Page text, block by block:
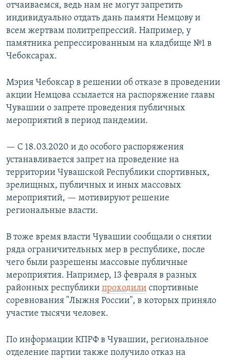
отчаиваемся, ведь нам не могут запретить
индивидуально отдать дань памяти Немцову и
всем жертвам политрепрессий. Например, у
памятника репрессированным на кладбище №1 в
Чебоксарах.
Мэрия Чебоксар в решении об отказе в проведении
акции Немцова ссылается на распоряжение главы
Чувашии о запрете проведения публичных
мероприятий в период пандемии.
— С 18.03.2020 и до особого распоряжения
устанавливается запрет на проведение на
территории Чувашской Республики спортивных,
зрелищных, публичных и иных массовых
мероприятий, — мотивируют решение
региональные власти.
В тоже время власти Чувашии сообщали о снятии
ряда ограничительных мер в республике, после
чего были разрешены массовые публичные
мероприятия. Например, 13 февраля в разных
районных республики проходили спортивные
соревнования "Лыжня России", в которых приняло
участие тысячи человек.
По информации КПРФ в Чувашии, региональное
отделение партии также получило отказ на